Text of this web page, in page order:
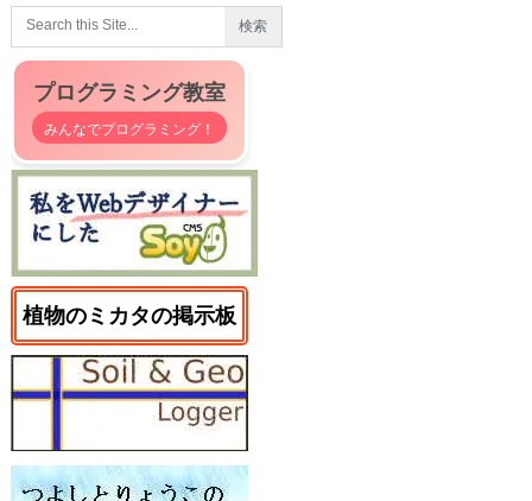
プログラミング教室
みんなでプログラミング！
植物のミカタの掲示板